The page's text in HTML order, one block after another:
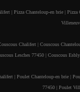
| Pizza Chanteloup-en brie | Pizza
Chalifert | Couscous
Lesches 77450 | Couscous
| Poulet Chanteloup-en brie |
77450 | Poulet